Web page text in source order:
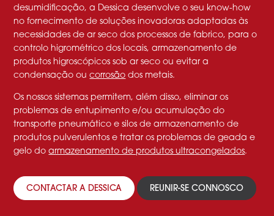
desumidificação, a Dessica desenvolve o seu know-how
no fornecimento de soluções inovadoras adaptadas às
necessidades de ar seco dos processos de fabrico, para o
controlo higrométrico dos locais, armazenamento de
produtos higroscópicos sob ar seco ou evitar a
condensação oucorrosão dos metais.
Os nossos sistemas permitem, além disso, eliminar os
problemas de entupimento e/ou acumulação do
transporte pneumático e silos de armazenamento de
produtos pulverulentos e tratar os problemas de geada e
gelo doarmazenamento de produtos ultracongelados.
CONTACTAR A DESSICA REUNIR-SE CONNOSCO